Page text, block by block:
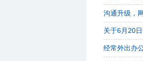
沟通升级，
关于6月20
经常外出办